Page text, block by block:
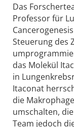
Das
Professor für
Steuerung des
das Molekül
in
Itaconat
die
umschalten,
Team jedoch